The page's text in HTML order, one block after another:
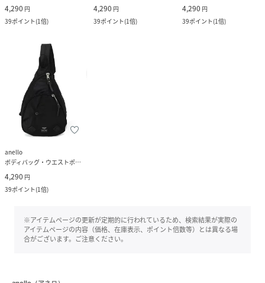
4,290 円
39ポイント(1倍)
4,290 円
39ポイント(1倍)
4,290 円
39ポイント(1倍)
anello
ボディバッグ・ウエストポーチ
4,290 円
39ポイント(1倍)
※アイテムページの更新が定期的に行われているため、検索結果が実際の
アイテムページの内容（価格、在庫表示、ポイント倍数等）とは異なる場
合がございます。ご注意ください。